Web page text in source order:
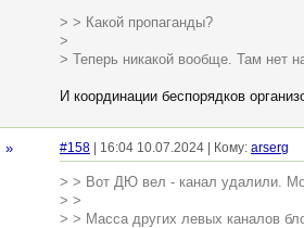
> > Какой пропаганды?
>
> Теперь никакой вообще. Там нет
И координации беспорядков
» #158 | 16:04 10.07.2024 | Кому: arserg
> > Вот ДЮ вел - канал удалили.
> >
> > Масса других левых каналов